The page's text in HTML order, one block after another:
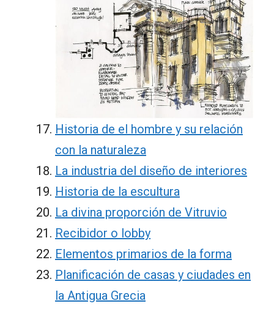
Historia de el hombre y su relación
con la naturaleza
La industria del diseño de interiores
Historia de la escultura
La divina proporción de Vitruvio
Recibidor o lobby
Elementos primarios de la forma
Planificación de casas y ciudades en
la Antigua Grecia